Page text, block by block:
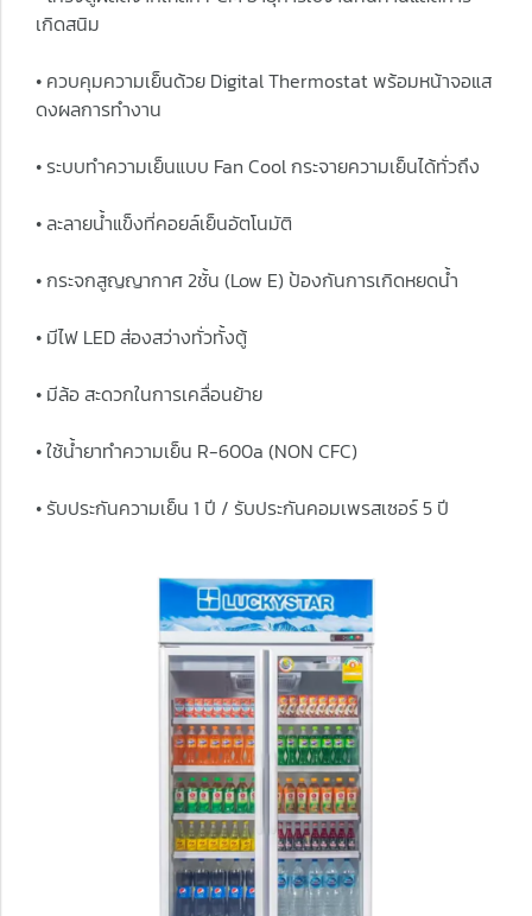
เกิดสนิม
• ควบคุมความเย็นด้วย Digital Thermostat พร้อมหน้าจอแส
ดงผลการทำงาน
• ระบบทำความเย็นแบบ Fan Cool กระจายความเย็นได้ทั่วถึง
• ละลายน้ำแข็งที่คอยล์เย็นอัตโนมัติ
• กระจกสูญญากาศ 2ชั้น (Low E) ป้องกันการเกิดหยดน้ำ
• มีไฟ LED ส่องสว่างทั่วทั้งตู้
• มีล้อ สะดวกในการเคลื่อนย้าย
• ใช้น้ำยาทำความเย็น R-600a (NON CFC)
• รับประกันความเย็น 1 ปี / รับประกันคอมเพรสเซอร์ 5 ปี